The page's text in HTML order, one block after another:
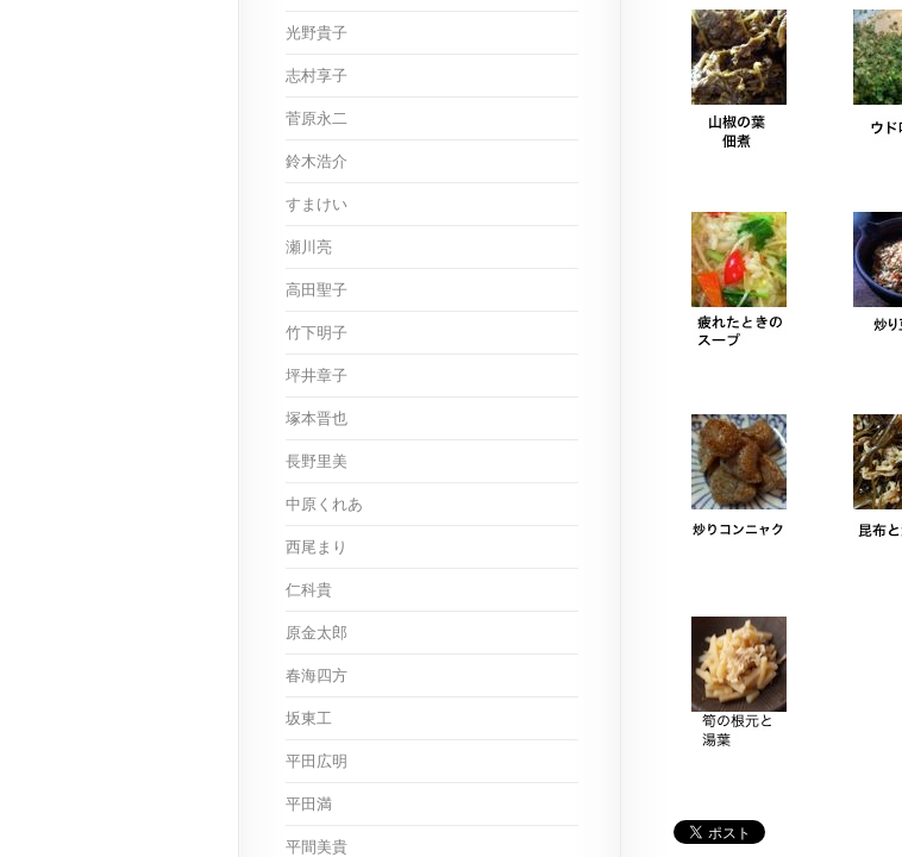
光野貴子
志村享子
菅原永二
鈴木浩介
すまけい
瀬川亮
高田聖子
竹下明子
坪井章子
塚本晋也
長野里美
中原くれあ
西尾まり
仁科貴
原金太郎
春海四方
坂東工
平田広明
平田満
平間美貴